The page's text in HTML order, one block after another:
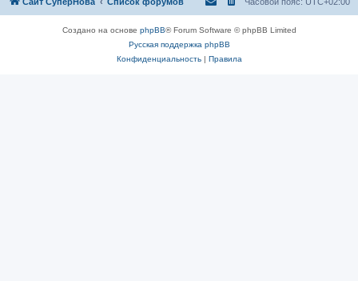
Создано на основе phpBB® Forum Software © phpBB Limited
Русская поддержка phpBB
Конфиденциальность| Правила